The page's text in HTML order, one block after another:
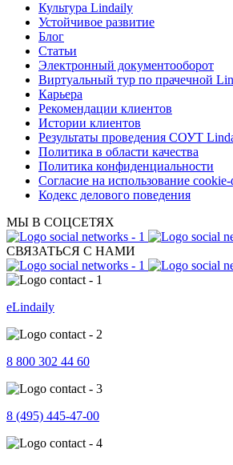
Культура Lindaily
Устойчивое развитие
Блог
Статьи
Электронный документооборот
Виртуальный тур по прачечной
Карьера
Рекомендации клиентов
Истории клиентов
Результаты проведения СОУТ
Политика в области качества
Политика конфиденциальности
Согласие на использование
Кодекс делового поведения
МЫ В СОЦСЕТЯХ
СВЯЗАТЬСЯ С НАМИ
eLindaily
8 800 302 44 60
8 (495) 445-47-00